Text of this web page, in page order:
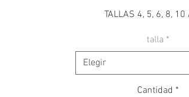
TALLAS 4, 5, 6, 8, 10
talla *
Elegir
Cantidad *